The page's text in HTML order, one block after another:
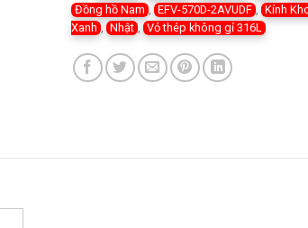
Đồng hồ Nam
, EFV-570D-2AVUDF , Kính
Xanh
, Nhật , Vỏ thép không gỉ 316L